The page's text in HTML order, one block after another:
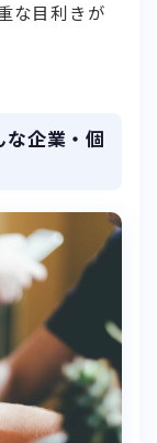
な目利きが
企業・個